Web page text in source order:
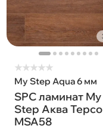
★★★★★
My Step Aqua 6 мм
SPC ламинат My
Step Аква Терсо
MSA58